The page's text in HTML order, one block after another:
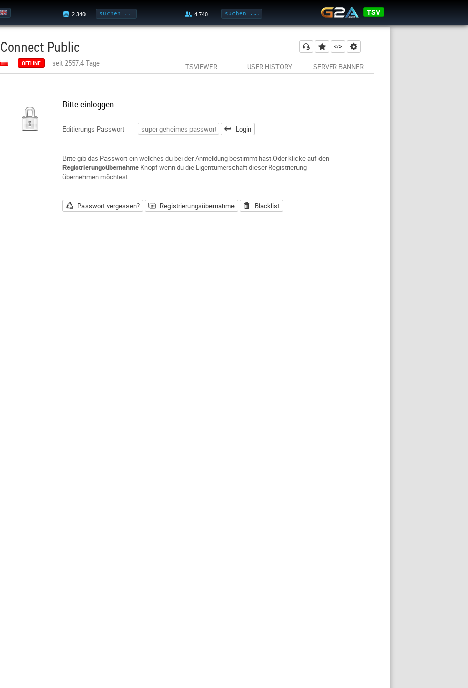
TSV
Connect Public
OFFLINE seit 2557.4 Tage TSVIEWER USER HISTORY SERVER BANNER
Bitte einloggen
Editierungs-Passwort Login
Bitte gib das Passwort ein welches du bei der Anmeldung bestimmt hast.Oder klicke auf den
Registrierungsübernahme Knopf wenn du die Eigentümerschaft dieser Registrierung
übernehmen möchtest.
Passwort vergessen? Registrierungsübernahme Blacklist